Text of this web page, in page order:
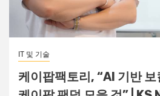
IT 및 기술
케이팝팩토리, “AI 기반 보